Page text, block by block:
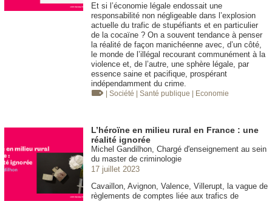
Et si l’économie légale endossait une
responsabilité non négligeable dans l’explosion
actuelle du trafic de stupéfiants et en particulier
de la cocaïne ? On a souvent tendance à penser
la réalité de façon manichéenne avec, d’un côté,
le monde de l’illégal recourant communément à la
violence et, de l’autre, une sphère légale, par
essence saine et pacifique, prospérant
indépendamment du crime.
| Société | Santé publique | Economie
L’héroïne en milieu rural en France : une
réalité ignorée
Michel Gandilhon, Chargé d'enseignement au sein
du master de criminologie
17 juillet 2023
Cavaillon, Avignon, Valence, Villerupt, la vague de
règlements de comptes liée aux trafics de